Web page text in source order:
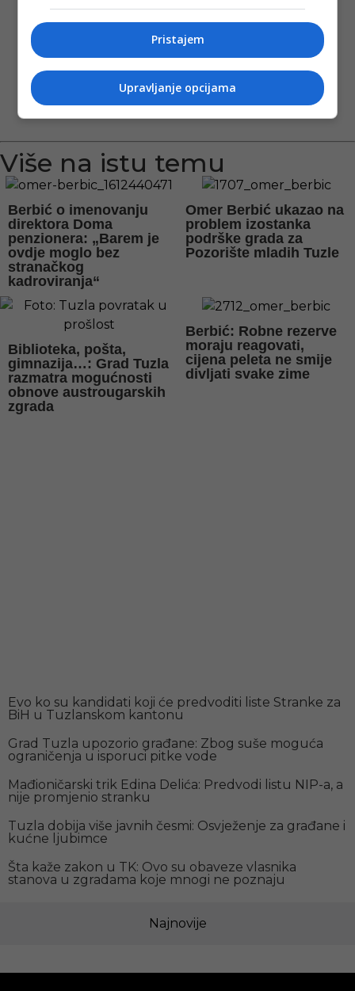
Više na istu temu
Berbić o imenovanju
direktora Doma
penzionera: „Barem je
ovdje moglo bez
stranačkog
kadroviranja“
Omer Berbić ukazao na
problem izostanka
podrške grada za
Pozorište mladih Tuzle
Biblioteka, pošta,
gimnazija…: Grad Tuzla
razmatra mogućnosti
obnove austrougarskih
zgrada
Berbić: Robne rezerve
moraju reagovati,
cijena peleta ne smije
divljati svake zime
Najnovije
Evo ko su kandidati koji će predvoditi liste Stranke za
BiH u Tuzlanskom kantonu
Grad Tuzla upozorio građane: Zbog suše moguća
ograničenja u isporuci pitke vode
Mađioničarski trik Edina Delića: Predvodi listu NIP-a, a
nije promjenio stranku
Tuzla dobija više javnih česmi: Osvježenje za građane i
kućne ljubimce
Šta kaže zakon u TK: Ovo su obaveze vlasnika
stanova u zgradama koje mnogi ne poznaju
Pristajem
Upravljanje opcijama